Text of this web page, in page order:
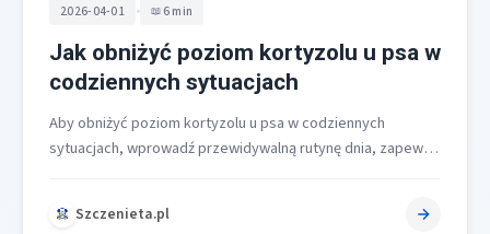
2026-04-01 • 6 min
Jak obniżyć poziom kortyzolu u psa w
codziennych sytuacjach
Aby obniżyć poziom kortyzolu u psa w codziennych
sytuacjach, wprowadź przewidywalną rutynę dnia, zapewnij
Szczenieta.pl